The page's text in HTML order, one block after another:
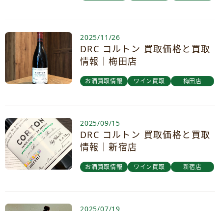
2025/11/26
DRC コルトン 買取価格と買取
情報｜梅田店
お酒買取情報 ワイン買取 梅田店
2025/09/15
DRC コルトン 買取価格と買取
情報｜新宿店
お酒買取情報 ワイン買取 新宿店
2025/07/19